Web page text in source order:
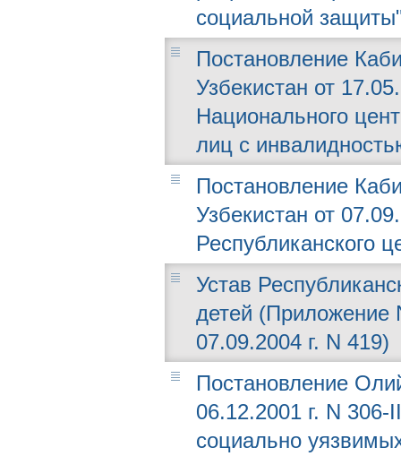
социальной
Постановление
Узбекистан от
Национального
лиц с
Постановление
Узбекистан от
Республиканского
Устав
детей (Приложение
07.09.2004 г. N 419)
Постановление
06.12.2001 г. N
социально